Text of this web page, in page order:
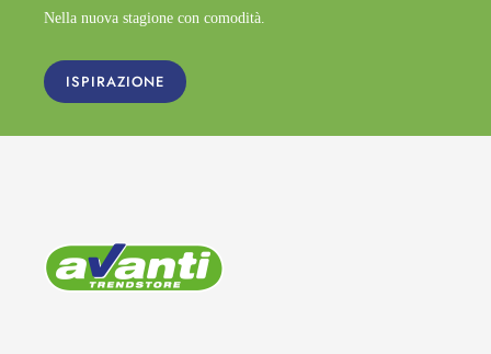
Nella nuova stagione con comodità.
ISPIRAZIONE